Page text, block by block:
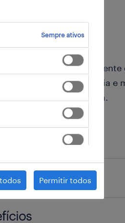
empresa líder e
técnicos, engenharia e
para a indústria pesada.
chave
Planeamento,
Engenheiro Mecânico;
Sempre ativos
Permitir todos